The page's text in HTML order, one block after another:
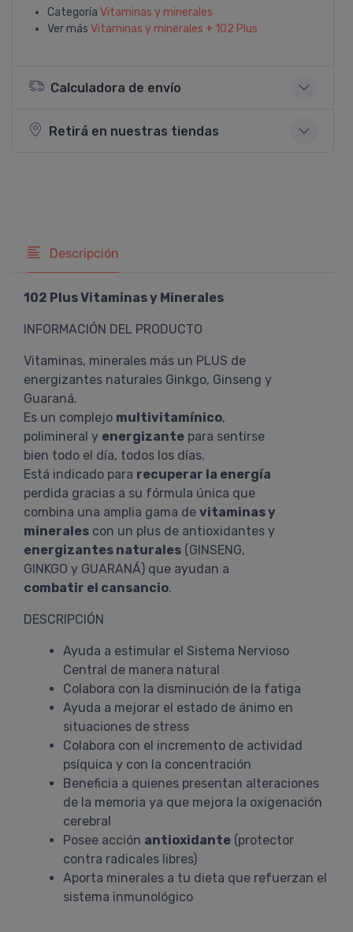
Categoría Vitaminas y minerales
Ver más Vitaminas y minerales + 102 Plus
Calculadora de envío
Retirá en nuestras tiendas
Descripción
102 Plus Vitaminas y Minerales
INFORMACIÓN DEL PRODUCTO
Vitaminas, minerales más un PLUS de
energizantes naturales Ginkgo, Ginseng y
Guaraná.
Es un complejo multivitamínico,
polimineral y energizante para sentirse
bien todo el día, todos los días.
Está indicado para recuperar la energía
perdida gracias a su fórmula única que
combina una amplia gama de vitaminas y
minerales con un plus de antioxidantes y
energizantes naturales (GINSENG,
GINKGO y GUARANÁ) que ayudan a
combatir el cansancio.
DESCRIPCIÓN
Ayuda a estimular el Sistema Nervioso
Central de manera natural
Colabora con la disminución de la fatiga
Ayuda a mejorar el estado de ánimo en
situaciones de stress
Colabora con el incremento de actividad
psíquica y con la concentración
Beneficia a quienes presentan alteraciones
de la memoria ya que mejora la oxigenación
cerebral
Posee acción antioxidante (protector
contra radicales libres)
Aporta minerales a tu dieta que refuerzan el
sistema inmunológico